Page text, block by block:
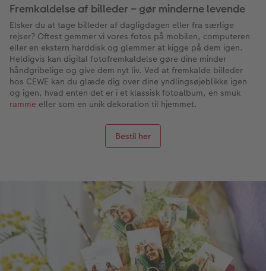
Fremkaldelse af billeder – gør minderne levende
Elsker du at tage billeder af dagligdagen eller fra særlige
rejser? Oftest gemmer vi vores fotos på mobilen, computeren
eller en ekstern harddisk og glemmer at kigge på dem igen.
Heldigvis kan digital fotofremkaldelse gøre dine minder
håndgribelige og give dem nyt liv. Ved at fremkalde billeder
hos CEWE kan du glæde dig over dine yndlingsøjeblikke igen
og igen, hvad enten det er i et klassisk fotoalbum, en smuk
ramme eller som en unik dekoration til hjemmet.
Bestil her